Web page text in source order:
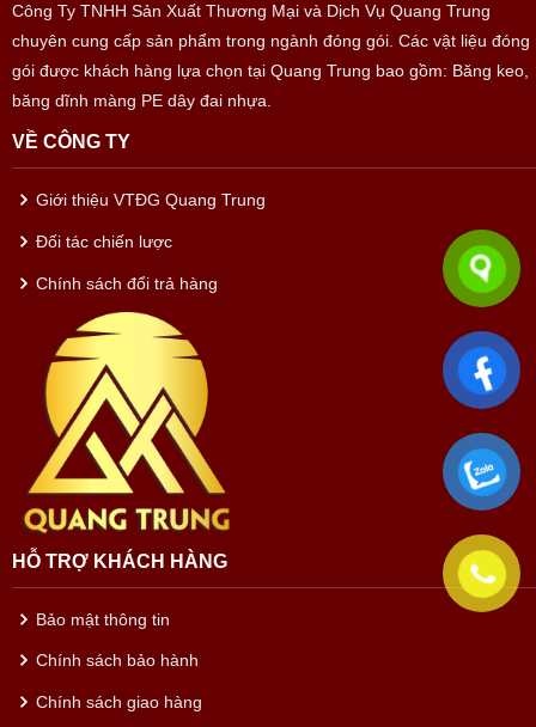
Công Ty TNHH Sản Xuất Thương Mại và Dịch Vụ Quang Trung
chuyên cung cấp sản phẩm trong ngành đóng gói. Các vật liệu đóng
gói được khách hàng lựa chọn tại Quang Trung bao gồm: Băng keo,
băng dĩnh màng PE dây đai nhựa.
VỀ CÔNG TY
Giới thiệu VTĐG Quang Trung
Đối tác chiến lược
Chính sách đổi trả hàng
HỖ TRỢ KHÁCH HÀNG
Bảo mật thông tin
Chính sách bảo hành
Chính sách giao hàng